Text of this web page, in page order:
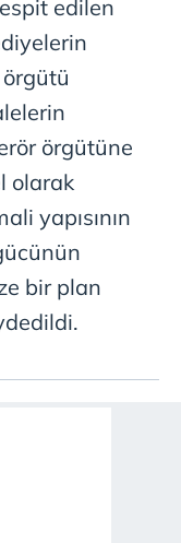
çeşitli kişisel
bilgi
daha işlevsel
yönelik
amaçlarıyla
alan panel
ilişkin detaylı bilgi
ve sitemizde
edilen
örgütüne
olarak
yapısının
bir plan